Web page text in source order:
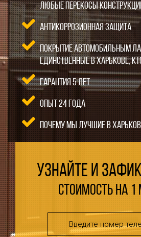
любые перекосы
Антикоррозионная защита
Покрытие автомобильным
единственные в Харькове,
Гарантия 5 лет
Опыт 24 года
Почему мы лучшие в
Узнайте и
стоимость на 1